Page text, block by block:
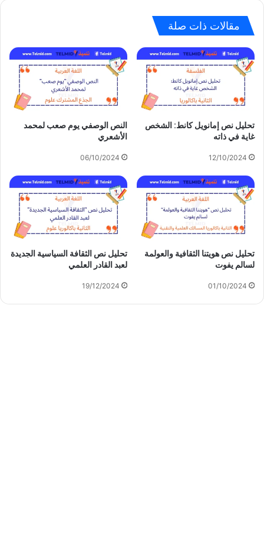
مقالات ذات صلة
تحليل نص إمانويل كانط: الشخص
غاية في ذاته
12/10/2024
النص الوصفي يوم صعب لمحمد
الأشعري
06/10/2024
تحليل نص هويتنا الثقافية والعولمة
لسالم يفوت
01/10/2024
تحليل نص الثقافة السياسية الجديدة
لعبد القادر العلمي
19/12/2024